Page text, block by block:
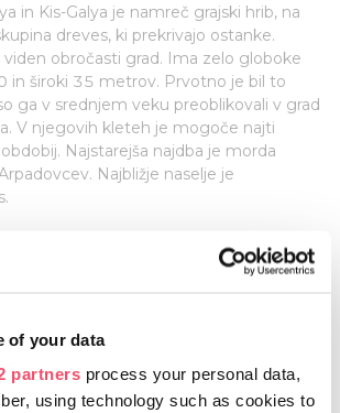
of your data
partners process your personal data,
using technology such as cookies to
in Kis-Galya je namreč grajski hrib, na
dreves, ki prekrivajo ostanke.
viden obročasti grad. Ima zelo globoke
in široki 35 metrov. Prvotno je bil to
ga v srednjem veku preoblikovali v grad
V njegovih kleteh je mogoče najti
Najstarejša najdba je morda
Najbližje naselje je
Gradova v
gradov je gradišče v Szabolcsu. V
ob reki Tisi, ki leži 12 kilometrov od
nasproti samega Tokaja stoji